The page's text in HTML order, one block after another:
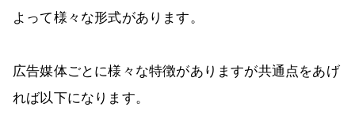
よって様々な形式があります。
広告媒体ごとに様々な特徴がありますが共通点をあげ
れば以下になります。